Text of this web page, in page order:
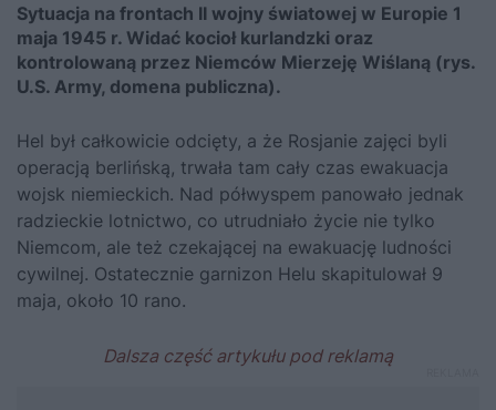
Sytuacja na frontach II wojny światowej w Europie 1
maja 1945 r. Widać kocioł kurlandzki oraz
kontrolowaną przez Niemców Mierzeję Wiślaną (rys.
U.S. Army, domena publiczna).
Hel był całkowicie odcięty, a że Rosjanie zajęci byli
operacją berlińską, trwała tam cały czas ewakuacja
wojsk niemieckich. Nad półwyspem panowało jednak
radzieckie lotnictwo, co utrudniało życie nie tylko
Niemcom, ale też czekającej na ewakuację ludności
cywilnej. Ostatecznie garnizon Helu skapitulował 9
maja, około 10 rano.